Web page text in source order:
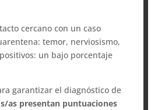
cercano con un caso
temor, nerviosismo,
un bajo porcentaje
garantizar el diagnóstico de
as presentan puntuaciones